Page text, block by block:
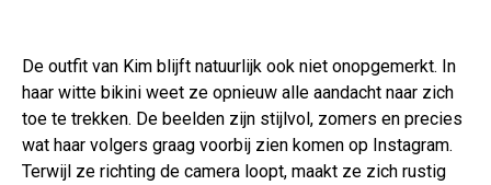
De outfit van Kim blijft natuurlijk ook niet onopgemerkt. In
haar witte bikini weet ze opnieuw alle aandacht naar zich
toe te trekken. De beelden zijn stijlvol, zomers en precies
wat haar volgers graag voorbij zien komen op Instagram.
Terwijl ze richting de camera loopt, maakt ze zich rustig